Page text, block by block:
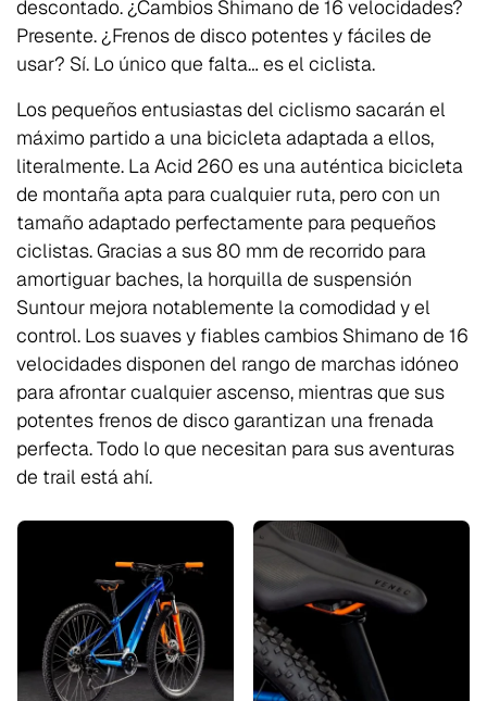
descontado. ¿Cambios Shimano de 16 velocidades?
Presente. ¿Frenos de disco potentes y fáciles de
usar? Sí. Lo único que falta… es el ciclista.
Los pequeños entusiastas del ciclismo sacarán el
máximo partido a una bicicleta adaptada a ellos,
literalmente. La Acid 260 es una auténtica bicicleta
de montaña apta para cualquier ruta, pero con un
tamaño adaptado perfectamente para pequeños
ciclistas. Gracias a sus 80 mm de recorrido para
amortiguar baches, la horquilla de suspensión
Suntour mejora notablemente la comodidad y el
control. Los suaves y fiables cambios Shimano de 16
velocidades disponen del rango de marchas idóneo
para afrontar cualquier ascenso, mientras que sus
potentes frenos de disco garantizan una frenada
perfecta. Todo lo que necesitan para sus aventuras
de trail está ahí.